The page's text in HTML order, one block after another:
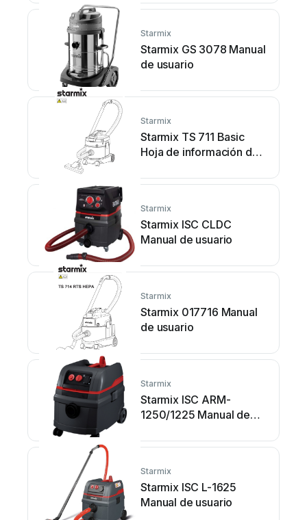
Starmix
Starmix GS 3078 Manual
de usuario
Starmix
Starmix TS 711 Basic
Hoja de información del
Starmix
Starmix ISC CLDC
Manual de usuario
Starmix
Starmix 017716 Manual
de usuario
Starmix
Starmix ISC ARM-
1250/1225 Manual de
Starmix
Starmix ISC L-1625
Manual de usuario